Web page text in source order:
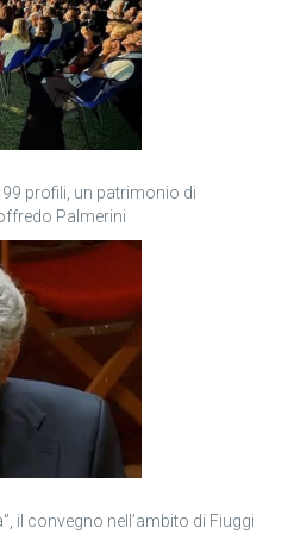
99 profili, un patrimonio di
Palmerini
il convegno nell’ambito di Fiuggi